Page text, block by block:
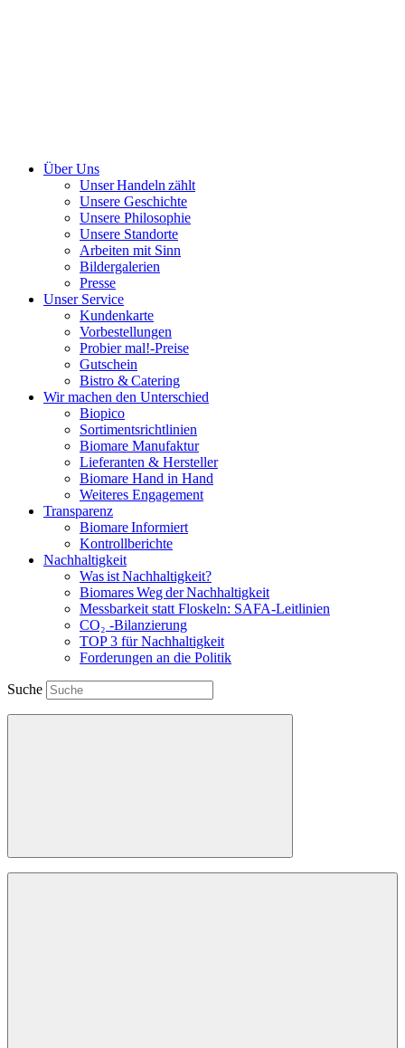
Über Uns
Unser Handeln zählt
Unsere Geschichte
Unsere Philosophie
Unsere Standorte
Arbeiten mit Sinn
Bildergalerien
Presse
Unser Service
Kundenkarte
Vorbestellungen
Probier mal!-Preise
Gutschein
Bistro & Catering
Wir machen den Unterschied
Biopico
Sortimentsrichtlinien
Biomare Manufaktur
Lieferanten & Hersteller
Biomare Hand in Hand
Weiteres Engagement
Transparenz
Biomare Informiert
Kontrollberichte
Nachhaltigkeit
Was ist Nachhaltigkeit?
Biomares Weg der Nachhaltigkeit
Messbarkeit statt Floskeln: SAFA-Leitlinien
CO₂ -Bilanzierung
TOP 3 für Nachhaltigkeit
Forderungen an die Politik
Suche